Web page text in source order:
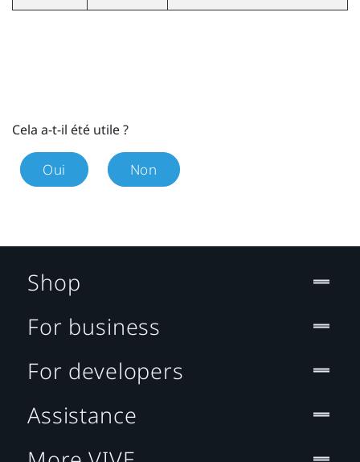
Cela a-t-il été utile ?
Oui Non
Shop
For business
For developers
Assistance